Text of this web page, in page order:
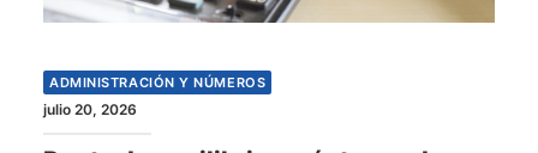
ADMINISTRACIÓN Y NÚMEROS
julio 20, 2026